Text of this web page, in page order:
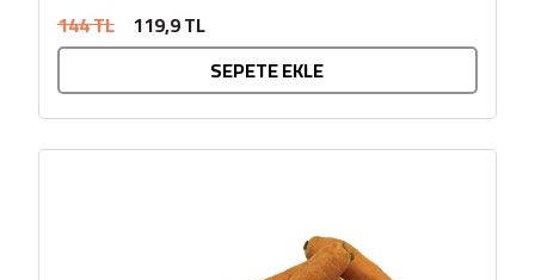
144 TL 119,9 TL
SEPETE EKLE